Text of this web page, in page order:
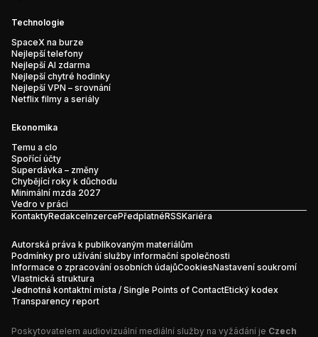
Technologie
SpaceX na burze
Nejlepší telefony
Nejlepší AI zdarma
Nejlepší chytré hodinky
Nejlepší VPN – srovnání
Netflix filmy a seriály
Ekonomika
Temu a clo
Spořící účty
Superdávka – změny
Chybějící roky k důchodu
Minimální mzda 2027
Vedro v práci
KontaktyRedakceInzercePředplatnéRSSKariéra
Autorská práva k publikovaným materiálům
Podmínky pro užívání služby informační společnosti
Informace o zpracování osobních údajůCookiesNastavení soukromí
Vlastnická struktura
Jednotná kontaktní místa / Single Points of ContactEtický kodex
Transparency report
Poskytovatelem audiovizuální mediální služby na vyžádání je Czech